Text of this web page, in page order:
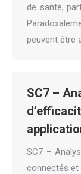
de santé,
peuvent être
SC7 –
SC7 –
connectés et